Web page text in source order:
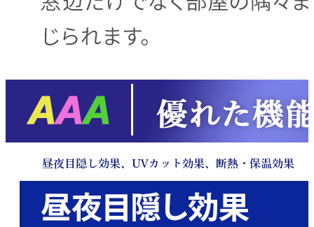
昼夜目隠し効果、UVカット効果、 断熱・保温効果